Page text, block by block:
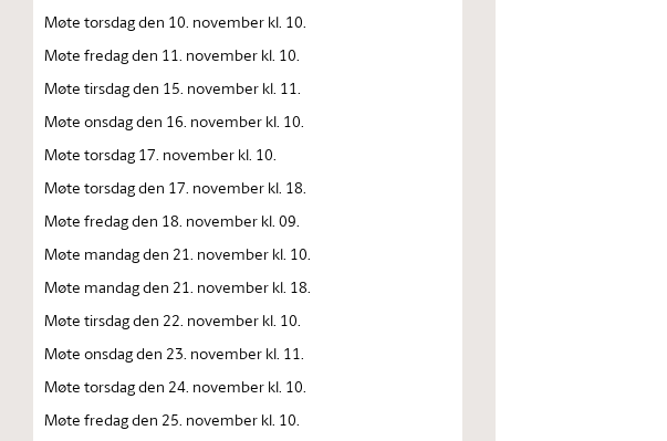
Møte torsdag den 10. november kl. 10.
Møte fredag den 11. november kl. 10.
Møte tirsdag den 15. november kl. 11.
Møte onsdag den 16. november kl. 10.
Møte torsdag 17. november kl. 10.
Møte torsdag den 17. november kl. 18.
Møte fredag den 18. november kl. 09.
Møte mandag den 21. november kl. 10.
Møte mandag den 21. november kl. 18.
Møte tirsdag den 22. november kl. 10.
Møte onsdag den 23. november kl. 11.
Møte torsdag den 24. november kl. 10.
Møte fredag den 25. november kl. 10.